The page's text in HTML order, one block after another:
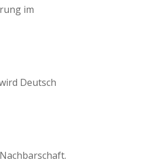
im
Deutsch